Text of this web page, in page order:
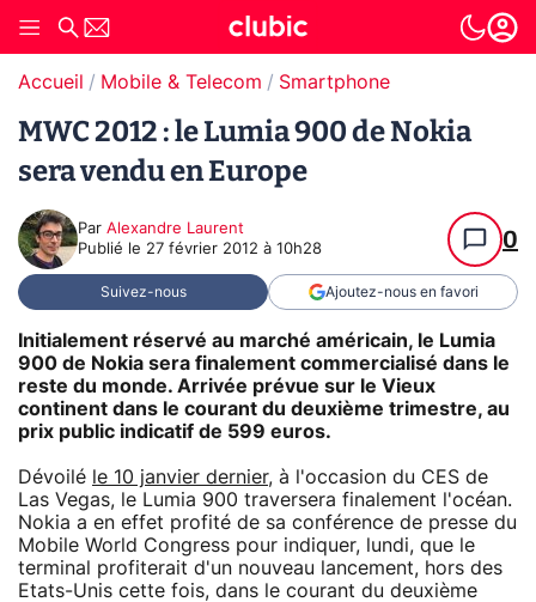
Accueil Mobile & Telecom Smartphone
MWC 2012 : le Lumia 900 de Nokia
sera vendu en Europe
Par Alexandre Laurent
Publié le 27 février 2012 à 10h28 0
Suivez-nous Ajoutez-nous en favori
Initialement réservé au marché américain, le Lumia
900 de Nokia sera finalement commercialisé dans le
reste du monde. Arrivée prévue sur le Vieux
continent dans le courant du deuxième trimestre, au
prix public indicatif de 599 euros.
Dévoilé le 10 janvier dernier, à l'occasion du CES de
Las Vegas, le Lumia 900 traversera finalement l'océan.
Nokia a en effet profité de sa conférence de presse du
Mobile World Congress pour indiquer, lundi, que le
terminal profiterait d'un nouveau lancement, hors des
Etats-Unis cette fois, dans le courant du deuxième